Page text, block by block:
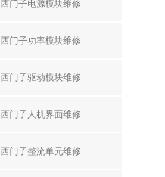
西门子电源模块维修
西门子功率模块维修
西门子驱动模块维修
西门子人机界面维修
西门子整流单元维修